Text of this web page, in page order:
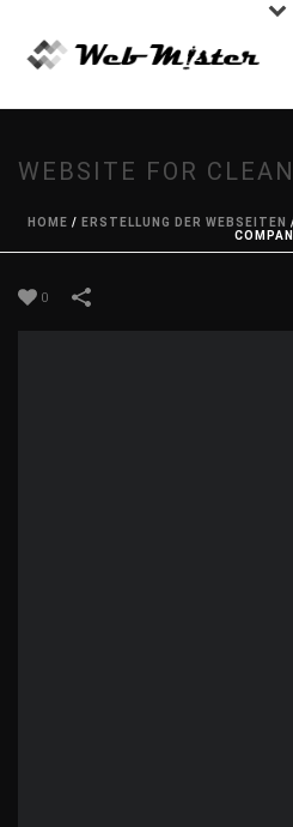
WEBSITE FOR
HOME / ERSTELLUNG DER WEBSEITEN
0